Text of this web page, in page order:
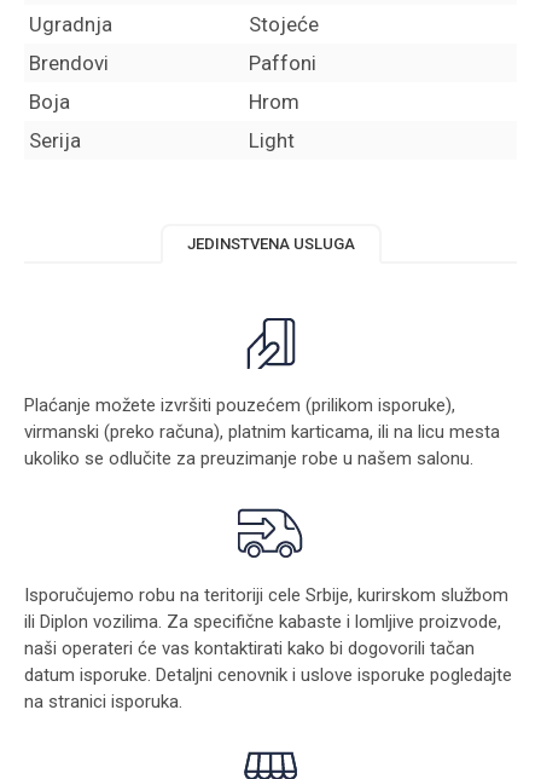
Ugradnja
Stojeće
Brendovi
Paffoni
Boja
Hrom
Serija
Light
JEDINSTVENA USLUGA
Plaćanje možete izvršiti pouzećem (prilikom isporuke),
virmanski (preko računa), platnim karticama, ili na licu mesta
ukoliko se odlučite za preuzimanje robe u našem salonu.
Isporučujemo robu na teritoriji cele Srbije, kurirskom službom
ili Diplon vozilima. Za specifične kabaste i lomljive proizvode,
naši operateri će vas kontaktirati kako bi dogovorili tačan
datum isporuke. Detaljni cenovnik i uslove isporuke pogledajte
na stranici isporuka.